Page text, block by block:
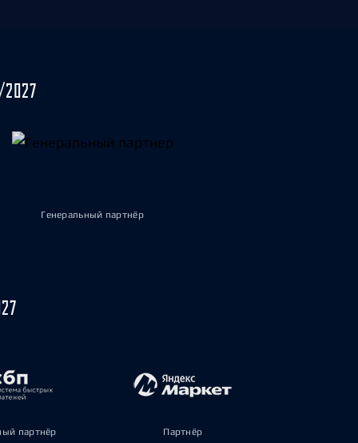
Генеральный партнёр
партнёр Партнёр